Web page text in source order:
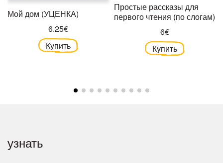
Мой дом (УЦЕНКА)
6.25€
Купить
Простые рассказы для
первого чтения (по слогам)
6€
Купить
узнать